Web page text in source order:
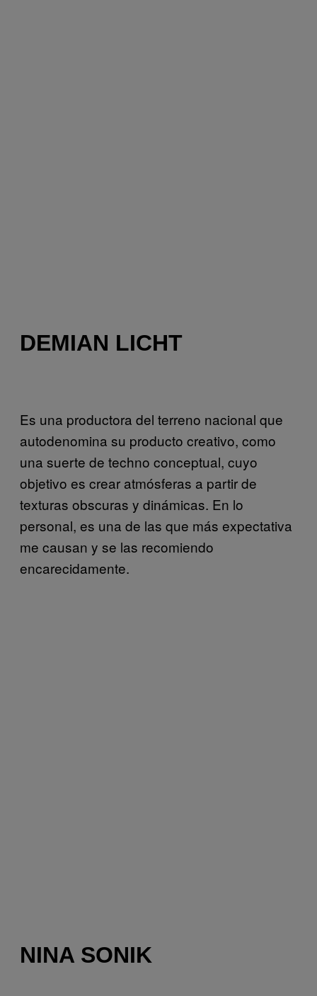
DEMIAN LICHT
Es una productora del terreno nacional que
autodenomina su producto creativo, como
una suerte de techno conceptual, cuyo
objetivo es crear atmósferas a partir de
texturas obscuras y dinámicas. En lo
personal, es una de las que más expectativa
me causan y se las recomiendo
encarecidamente.
NINA SONIK